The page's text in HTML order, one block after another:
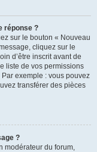
réponse ?
sur le bouton « Nouveau
cliquez sur le
d’être inscrit avant de
liste de vos permissions
exemple : vous pouvez
transférer des pièces
?
modérateur du forum,